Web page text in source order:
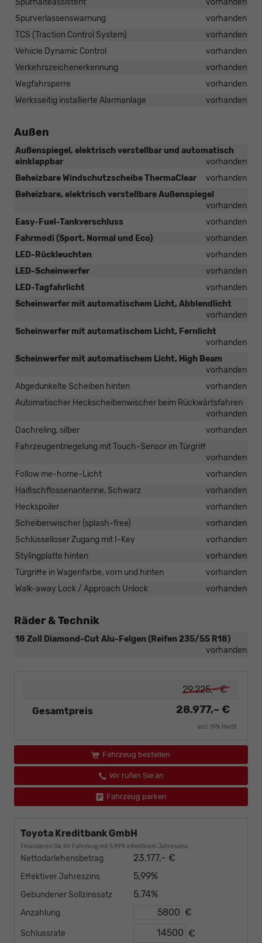
Spurverlassenswarnung
vorhanden
TCS (Traction Control System)
vorhanden
Vehicle Dynamic Control
vorhanden
Verkehrszeichenerkennung
vorhanden
Wegfahrsperre
vorhanden
Werksseitig installierte Alarmanlage
vorhanden
Außen
Außenspiegel, elektrisch verstellbar und automatisch
einklappbar
vorhanden
Beheizbare Windschutzscheibe ThermaClear
vorhanden
Beheizbare, elektrisch verstellbare Außenspiegel
vorhanden
Easy-Fuel-Tankverschluss
vorhanden
Fahrmodi (Sport, Normal und Eco)
vorhanden
LED-Rückleuchten
vorhanden
LED-Scheinwerfer
vorhanden
LED-Tagfahrlicht
vorhanden
Scheinwerfer mit automatischem Licht, Abblendlicht
vorhanden
Scheinwerfer mit automatischem Licht, Fernlicht
vorhanden
Scheinwerfer mit automatischem Licht, High Beam
vorhanden
Abgedunkelte Scheiben hinten
vorhanden
Automatischer Heckscheibenwischer beim Rückwärtsfahren
vorhanden
Dachreling, silber
vorhanden
Fahrzeugentriegelung mit Touch-Sensor im Türgriff
vorhanden
Follow me-home-Licht
vorhanden
Haifischflossenantenne, Schwarz
vorhanden
Heckspoiler
vorhanden
Scheibenwischer (splash-free)
vorhanden
Schlüsselloser Zugang mit I-Key
vorhanden
Stylingplatte hinten
vorhanden
Türgriffe in Wagenfarbe, vorn und hinten
vorhanden
Walk-away Lock / Approach Unlock
vorhanden
Räder & Technik
18 Zoll Diamond-Cut Alu-Felgen (Reifen 235/55 R18)
vorhanden
29.225,– €
Gesamtpreis
28.977,– €
incl. 19% MwSt.
Fahrzeug bestellen
Wir rufen Sie an
Fahrzeug parken
Toyota Kreditbank GmbH
Finanzieren Sie Ihr Fahrzeug mit 5,99% effektivem Jahreszins.
Nettodarlehensbetrag 23.177,– €
Effektiver Jahreszins 5,99%
Gebundener Sollzinssatz 5,74%
Anzahlung €
Schlussrate €